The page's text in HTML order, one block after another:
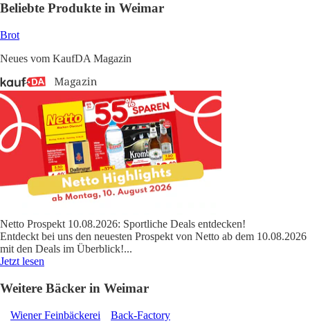
Beliebte Produkte in Weimar
Brot
Neues vom KaufDA Magazin
Netto Prospekt 10.08.2026: Sportliche Deals entdecken!
Entdeckt bei uns den neuesten Prospekt von Netto ab dem 10.08.2026
mit den Deals im Überblick!...
Jetzt lesen
Weitere Bäcker in Weimar
Wiener Feinbäckerei Back-Factory